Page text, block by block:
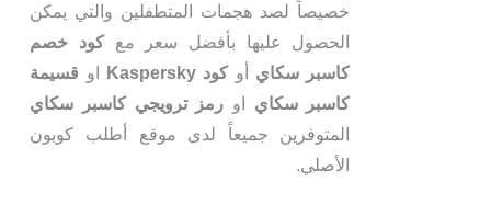
خصيصاً لصد هجمات المتطفلين والتي يمكن
الحصول عليها بأفضل سعر معكود خصم
كاسبر سكاي أوكود Kaspersky او قسيمة
كاسبر سكاي او رمز ترويجي كاسبر سكاي
المتوفرين جميعاً لدى موقع أطلب كوبون
الأصلي.